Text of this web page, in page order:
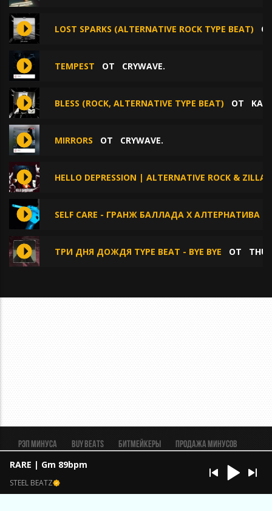
LOST SPARKS (ALTERNATIVE ROCK TYPE BEAT)
TEMPEST ОТ CRYWAVE.
BLESS (ROCK, ALTERNATIVE TYPE BEAT) ОТ
MIRRORS ОТ CRYWAVE.
HELLO DEPRESSION | ALTERNATIVE ROCK &
SELF CARE - ГРАНЖ БАЛЛАДА Х АЛТЕРНАТИВА
ТРИ ДНЯ ДОЖДЯ TYPE BEAT - BYE BYE ОТ
RARE | Gm 89bpm
STEEL BEATZ
Рэп минуса BUY BEATS Битмейкеры
Продажа минусов
Рэп биты
Реклама
Безопасная сделка